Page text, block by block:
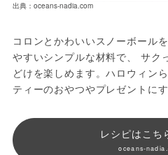
出典：oceans-nadia.com
コロンとかわいいスノーボール
やすいシンプルな材料で、 サク
どけを楽しめます。ハロウィン
ティーのおやつやプレゼントに
レシピはこち
oceans-